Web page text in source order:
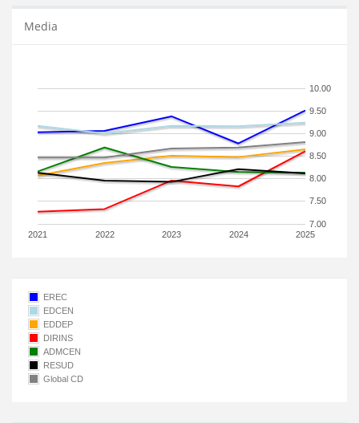
Media
2021 2022 2023 2024 2025
7.00
7.50
8.00
8.50
9.00
9.50
10.00
EREC
EDCEN
EDDEP
DIRINS
ADMCEN
RESUD
Global CD